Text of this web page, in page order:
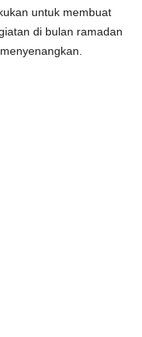
untuk membuat
di bulan ramadan